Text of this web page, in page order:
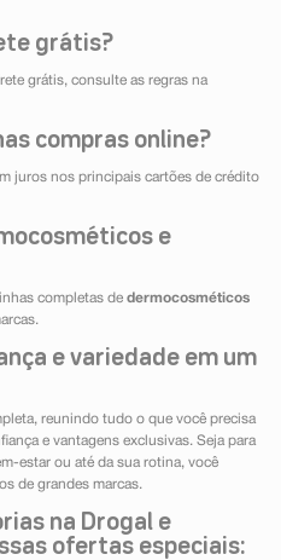
grátis?
grátis, consulte as regras na
compras online?
juros nos principais cartões de crédito
e
completas de dermocosméticos
e variedade em um
reunindo tudo o que você precisa
e vantagens exclusivas. Seja para
estar ou até da sua rotina, você
de grandes marcas.
na Drogal e
ofertas especiais: